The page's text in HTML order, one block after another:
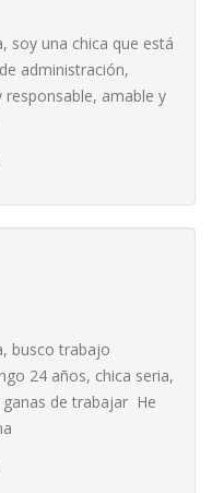
soy una chica que está
administración,
amable y
busco trabajo
24 años, chica seria,
de trabajar He